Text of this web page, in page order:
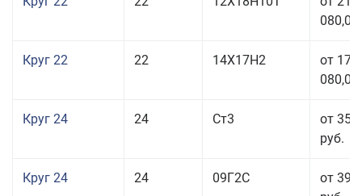
080,00
Круг 22 22 14Х17Н2
от 175
080,00
Круг 24 24 Ст3
от 35
руб.
Круг 24 24 09Г2С
от 39